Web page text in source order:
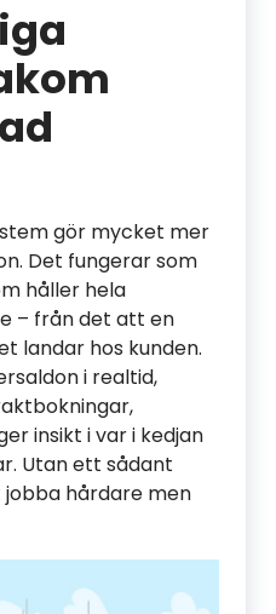
gör mycket mer
Det fungerar som
håller hela
– från det att en
landar hos kunden.
i realtid,
insikt i var i kedjan
Utan ett sådant
hårdare men